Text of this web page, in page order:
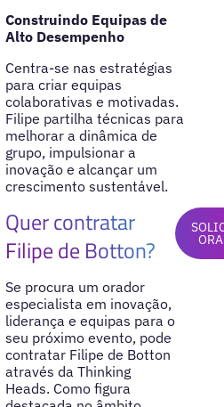
Construindo Equipas de
Alto Desempenho
Centra-se nas estratégias
para criar equipas
colaborativas e motivadas.
Filipe partilha técnicas para
melhorar a dinâmica de
grupo, impulsionar a
inovação e alcançar um
crescimento sustentável.
Quer contratar
Filipe de Botton?
Se procura um orador
especialista em inovação,
liderança e equipas para o
seu próximo evento, pode
contratar Filipe de Botton
através da Thinking
Heads. Como figura